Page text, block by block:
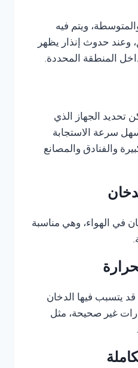
ويتم فيه
وعند حدوث إنذار يظهر
المنطقة المحددة.
تحديد الجهاز الذي
سرعة الاستجابة
والفنادق والمصانع
في الهواء، وهي مناسبة
يتسبب فيها الدخان
غير صحيحة، مثل